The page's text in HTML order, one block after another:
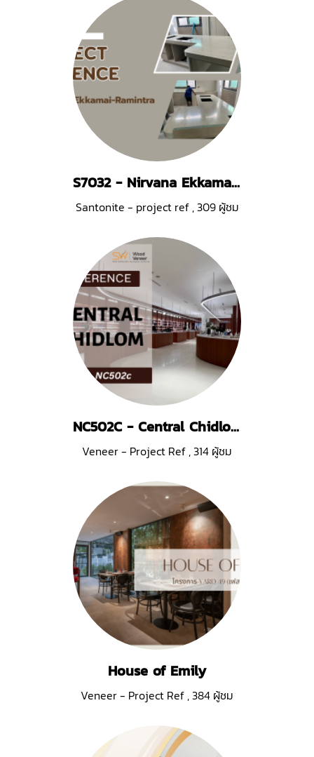
S7032 - Nirvana Ekkamai Ramintra
Santonite - project ref,309 ผู้ชม
NC502C - Central Chidlom
Veneer - Project Ref ,314 ผู้ชม
House of Emily
Veneer - Project Ref ,384 ผู้ชม